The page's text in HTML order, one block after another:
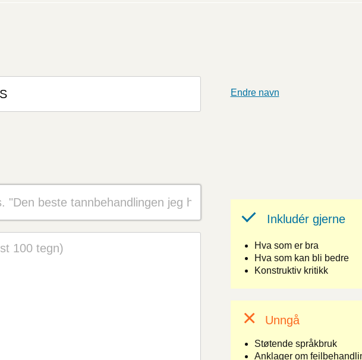
Endre navn
Inkludér gjerne
Hva som er bra
Hva som kan bli bedre
Konstruktiv kritikk
Unngå
Støtende språkbruk
Anklager om